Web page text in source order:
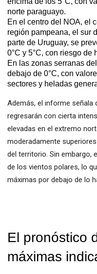
norte paraguayo.
En el centro del NOA, el
región pampeana, el sur
parte de Uruguay, se
0°C y 5°C, con riesgo de
En las zonas serranas
debajo de 0°C, con
sectores y heladas
Además, el informe señala
regresarán con cierta
elevadas en el extremo
moderadamente
del territorio. Sin embargo,
de los vientos polares, lo
máximas por debajo de lo
El pronóstico
máximas